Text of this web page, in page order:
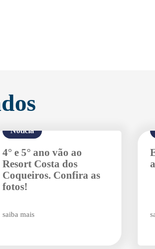
Notícia
4° e 5° ano vão ao
Resort Costa dos
Coqueiros. Confira as
fotos!
saiba mais